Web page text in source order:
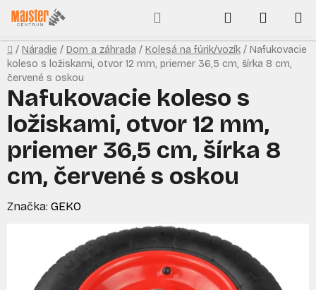
Prejsť
na
obsah
Hľadať
KOŠÍK
Domov
/ Náradie / Dom a záhrada / Kolesá na fúrik/vozík / Nafukovacie
koleso s ložiskami, otvor 12 mm, priemer 36,5 cm, šírka 8 cm,
červené s oskou
Nafukovacie koleso s
ložiskami, otvor 12 mm,
priemer 36,5 cm, šírka 8
cm, červené s oskou
Značka: GEKO